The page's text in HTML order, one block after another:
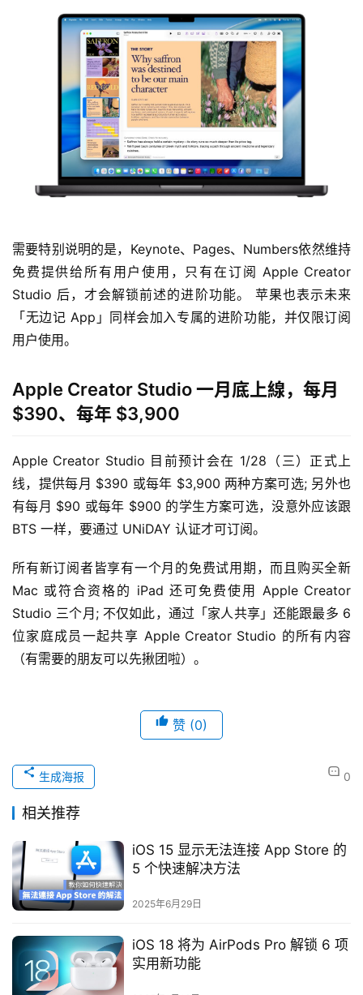
需要特别说明的是，Keynote、Pages、Numbers依然维持
免费提供给所有用户使用，只有在订阅 Apple Creator
Studio 后，才会解锁前述的进阶功能。 苹果也表示未来
「无边记 App」同样会加入专属的进阶功能，并仅限订阅
用户使用。
Apple Creator Studio 一月底上線，每月
$390、每年 $3,900
Apple Creator Studio 目前预计会在 1/28（三）正式上
线，提供每月 $390 或每年 $3,900 两种方案可选; 另外也
有每月 $90 或每年 $900 的学生方案可选，没意外应该跟
BTS 一样，要通过 UNiDAY 认证才可订阅。
所有新订阅者皆享有一个月的免费试用期，而且购买全新
Mac 或符合资格的 iPad 还可免费使用 Apple Creator
Studio 三个月; 不仅如此，通过「家人共享」还能跟最多 6
位家庭成员一起共享 Apple Creator Studio 的所有内容
（有需要的朋友可以先揪团啦）。
赞 (0)
0
生成海报
相关推荐
iOS 15 显示无法连接 App Store 的
5 个快速解决方法
2025年6月29日
iOS 18 将为 AirPods Pro 解锁 6 项
实用新功能